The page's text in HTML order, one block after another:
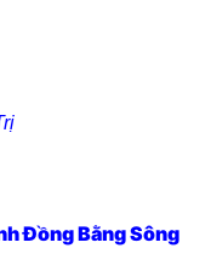
Đồng Bằng Sông